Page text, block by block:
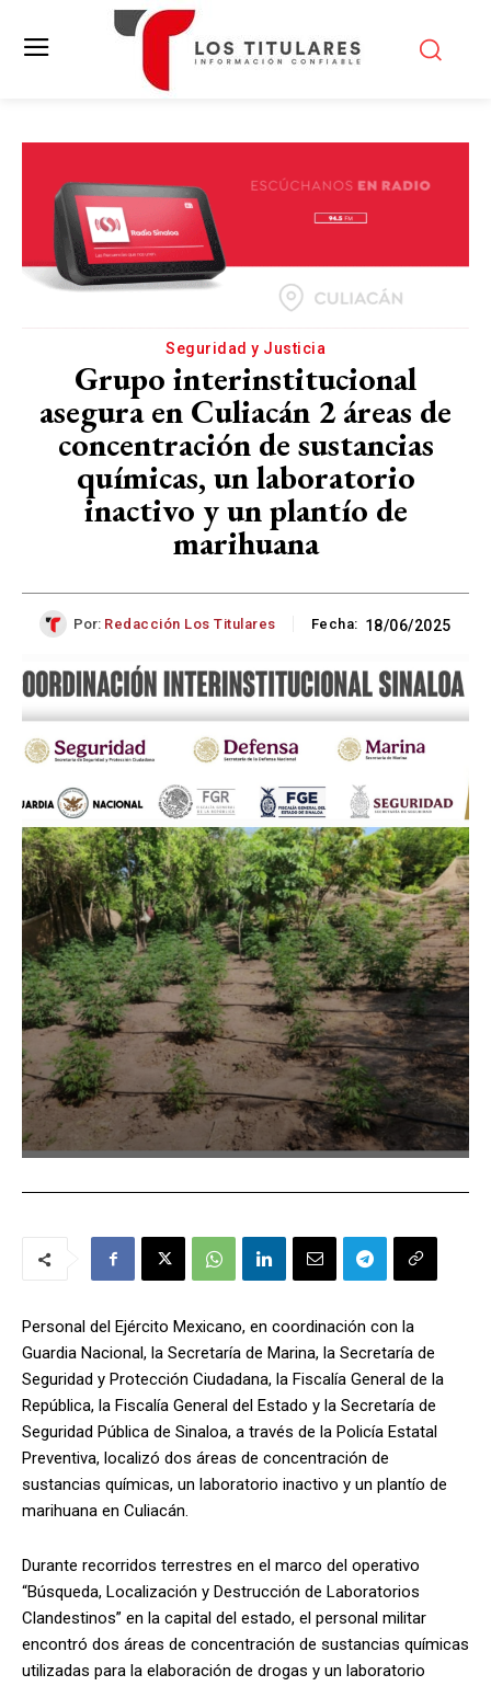
Seguridad y Justicia
Grupo interinstitucional
asegura en Culiacán 2 áreas de
concentración de sustancias
químicas, un laboratorio
inactivo y un plantío de
marihuana
Por: Redacción Los Titulares Fecha: 18/06/2025
Personal del Ejército Mexicano, en coordinación con la
Guardia Nacional, la Secretaría de Marina, la Secretaría de
Seguridad y Protección Ciudadana, la Fiscalía General de la
República, la Fiscalía General del Estado y la Secretaría de
Seguridad Pública de Sinaloa, a través de la Policía Estatal
Preventiva, localizó dos áreas de concentración de
sustancias químicas, un laboratorio inactivo y un plantío de
marihuana en Culiacán.
Durante recorridos terrestres en el marco del operativo
“Búsqueda, Localización y Destrucción de Laboratorios
Clandestinos” en la capital del estado, el personal militar
encontró dos áreas de concentración de sustancias químicas
utilizadas para la elaboración de drogas y un laboratorio